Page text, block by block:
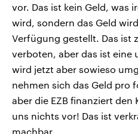
vor. Das ist kein Geld, was
wird, sondern das Geld
Verfügung gestellt. Das ist
verboten, aber das ist eine
wird jetzt aber sowieso
nehmen sich das Geld pro
aber die EZB finanziert
uns nichts vor! Das ist
machbar.